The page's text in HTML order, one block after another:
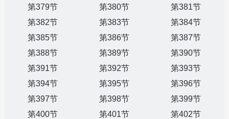
第379节
第380节
第381节
第382节
第383节
第384节
第385节
第386节
第387节
第388节
第389节
第390节
第391节
第392节
第393节
第394节
第395节
第396节
第397节
第398节
第399节
第400节
第401节
第402节